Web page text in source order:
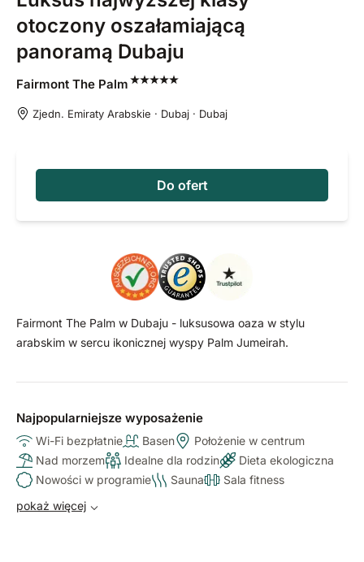
otoczony oszałamiającą
panoramą Dubaju
Fairmont The Palm
Zjedn. Emiraty Arabskie · Dubaj · Dubaj
Do ofert
Fairmont The Palm w Dubaju - luksusowa oaza w stylu
arabskim w sercu ikonicznej wyspy Palm Jumeirah.
Najpopularniejsze wyposażenie
Wi-Fi bezpłatnie Basen
Położenie w centrum
Nad morzem
Idealne dla rodzin
Dieta ekologiczna
Nowości w programie
Sauna
Sala fitness
pokaż więcej